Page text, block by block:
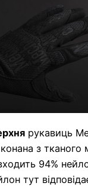
рукавиць
з тканого
94%
тут